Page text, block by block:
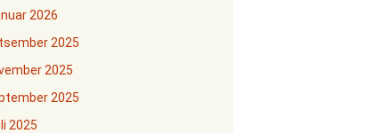
2026
2025
2025
2025
2025